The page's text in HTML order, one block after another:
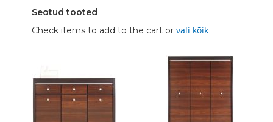
Seotud tooted
Check items to add to the cart or vali kõik